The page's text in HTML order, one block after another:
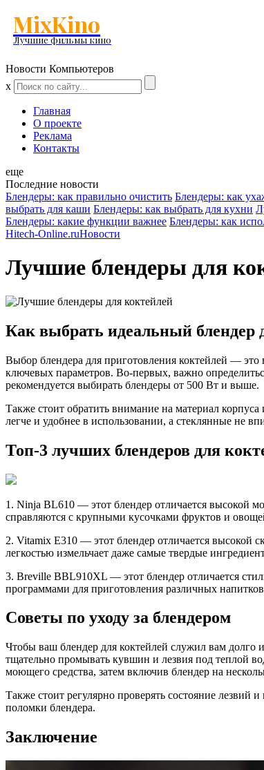
MixKino
Лучшие фильмы кино
Новости Компьютеров
x
Главная
О проекте
Реклама
Контакты
еще
Последние новости
Блендеры: как правильно очистить Блендеры: как
выбрать для каши Блендеры: как выбрать для кухни
Блендеры: какие функции важнее Блендеры: как
Hitech-Online.ruНовости
Лучшие блендеры для
Как выбрать идеальный блендер
Выбор блендера для приготовления коктейлей —
ключевых параметров. Во-первых, важно
рекомендуется выбирать блендеры от 500 Вт и выше.
Также стоит обратить внимание на материал
легче и удобнее в использовании, а стеклянные не
Топ-3 лучших блендеров для
1. Ninja BL610 — этот блендер отличается высокой
справляются с крупными кусочками фруктов и
2. Vitamix E310 — этот блендер отличается
легкостью измельчает даже самые твердые
3. Breville BBL910XL — этот блендер отличается
программами для приготовления различных
Советы по уходу за блендером
Чтобы ваш блендер для коктейлей служил вам долго
тщательно промывать кувшин и лезвия под теплой
моющего средства, затем включив блендер на
Также стоит регулярно проверять состояние лезвий
поломки блендера.
Заключение